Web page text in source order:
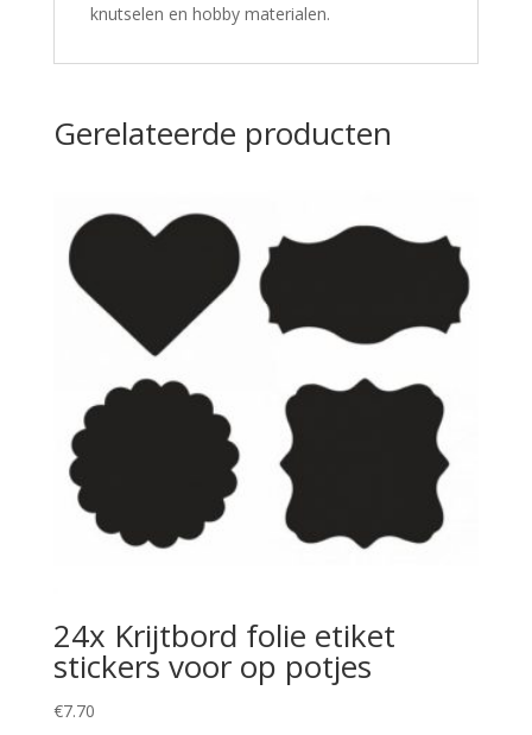
knutselen en hobby materialen.
Gerelateerde producten
24x Krijtbord folie etiket
stickers voor op potjes
€7.70